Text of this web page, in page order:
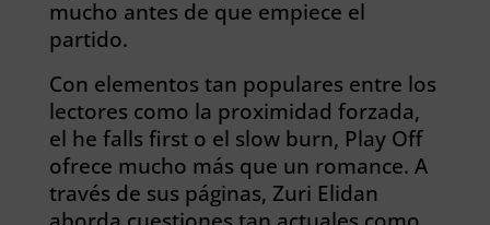
mucho antes de que empiece el
partido.
Con elementos tan populares entre los
lectores como la proximidad forzada,
el he falls first o el slow burn, Play Off
ofrece mucho más que un romance. A
través de sus páginas, Zuri Elidan